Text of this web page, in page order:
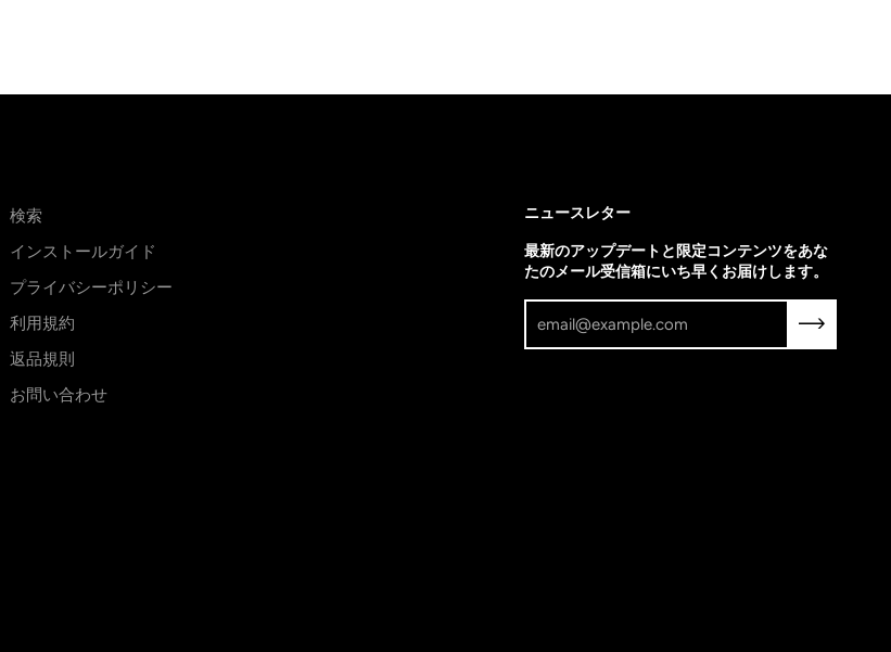
検索
インストールガイド
プライバシーポリシー
利用規約
返品規則
お問い合わせ
ニュースレター
最新のアップデートと限定コンテンツをあな
たのメール受信箱にいち早くお届けします。